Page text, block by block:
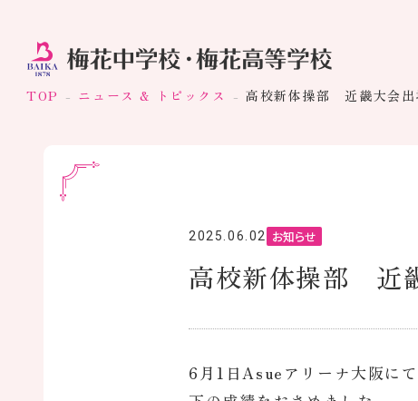
TOP ニュース & トピックス 高校新体操部 近畿大会出
2025.06.02 お知らせ
高校新体操部 近
6月1日Asueアリーナ大阪に